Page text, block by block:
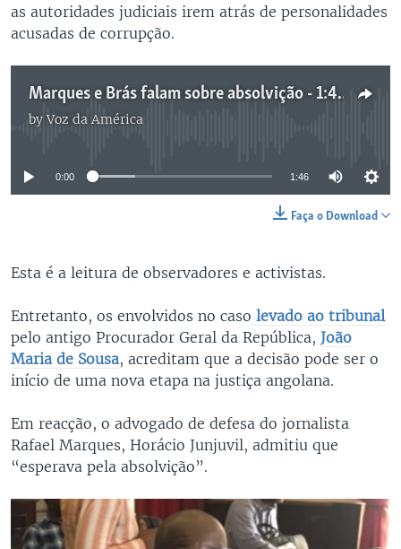
as autoridades judiciais irem atrás de personalidades
acusadas de corrupção.
Marques e Brás falam sobre absolvição - 1:46
byVoz da América
No media source currently available
0:00 1:46
Faça o Download
Esta é a leitura de observadores e activistas.
Entretanto, os envolvidos no caso levado ao tribunal
pelo antigo Procurador Geral da República, João
Maria de Sousa, acreditam que a decisão pode ser o
início de uma nova etapa na justiça angolana.
Em reacção, o advogado de defesa do jornalista
Rafael Marques, Horácio Junjuvil, admitiu que
“esperava pela absolvição”.